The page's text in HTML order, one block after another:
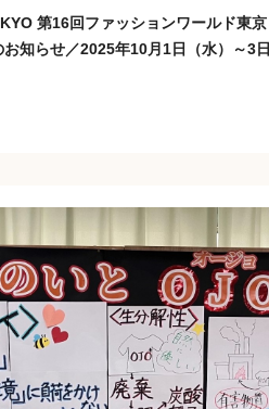
第16回ファッションワールド東京
知らせ／2025年10月1日（水）～3日